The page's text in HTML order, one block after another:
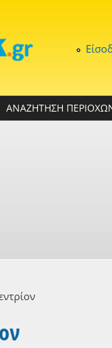
ΑΝΑΖΗΤΗΣΗ